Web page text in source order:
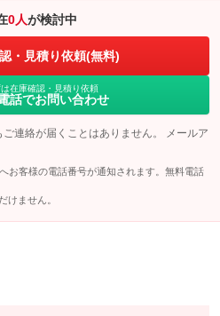
0人が検討中
・見積り依頼(無料)
は在庫確認・見積り依頼
話でお問い合わせ
連絡が届くことはありません。 メールア
お客様の電話番号が通知されます。無料電話
けません。